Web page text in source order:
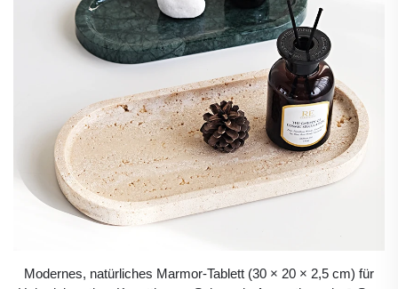
Modernes, natürliches Marmor-Tablett (30 × 20 × 2,5 cm) für